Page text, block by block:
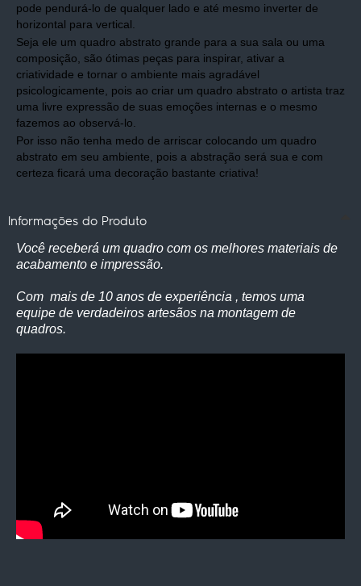
pode pendurá-lo de qualquer lado e até mesmo inverter de
horizontal para vertical.
Seja ele um quadro abstrato grande para a sua sala ou uma
composição, são ótimas peças para inspirar, ativar a
criatividade e tornar o ambiente mais agradável
psicologicamente, pois ao criar um quadro abstrato o artista traz
uma livre expressão de suas emoções internas e o mesmo
fazemos ao observá-lo.
Por isso não tenha medo de arriscar colocando um quadro
abstrato em seu ambiente, pois a abstração será sua e com
certeza ficará uma decoração bastante criativa!
Informações do Produto
Você receberá um quadro com os melhores materiais de
acabamento e impressão.
Com mais de 10 anos de experiência , temos uma
equipe de verdadeiros artesãos na montagem de
quadros.